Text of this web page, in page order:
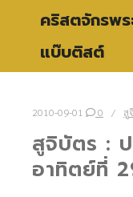
คริสตจักรพ
แบ๊บติสต์
2010-09-01 0 สู
สูจิบัตร :
อาทิตย์ที่